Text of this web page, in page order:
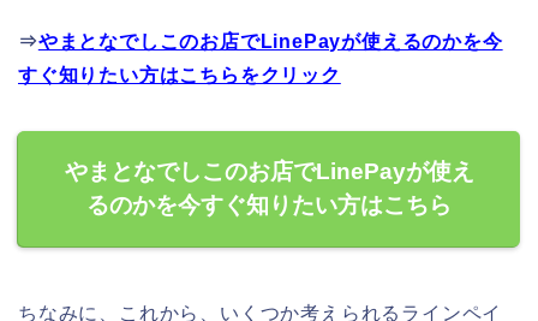
⇒やまとなでしこのお店でLinePayが使えるのかを今
すぐ知りたい方はこちらをクリック
やまとなでしこのお店でLinePayが使え
るのかを今すぐ知りたい方はこちら
ちなみに、これから、いくつか考えられるラインペイ